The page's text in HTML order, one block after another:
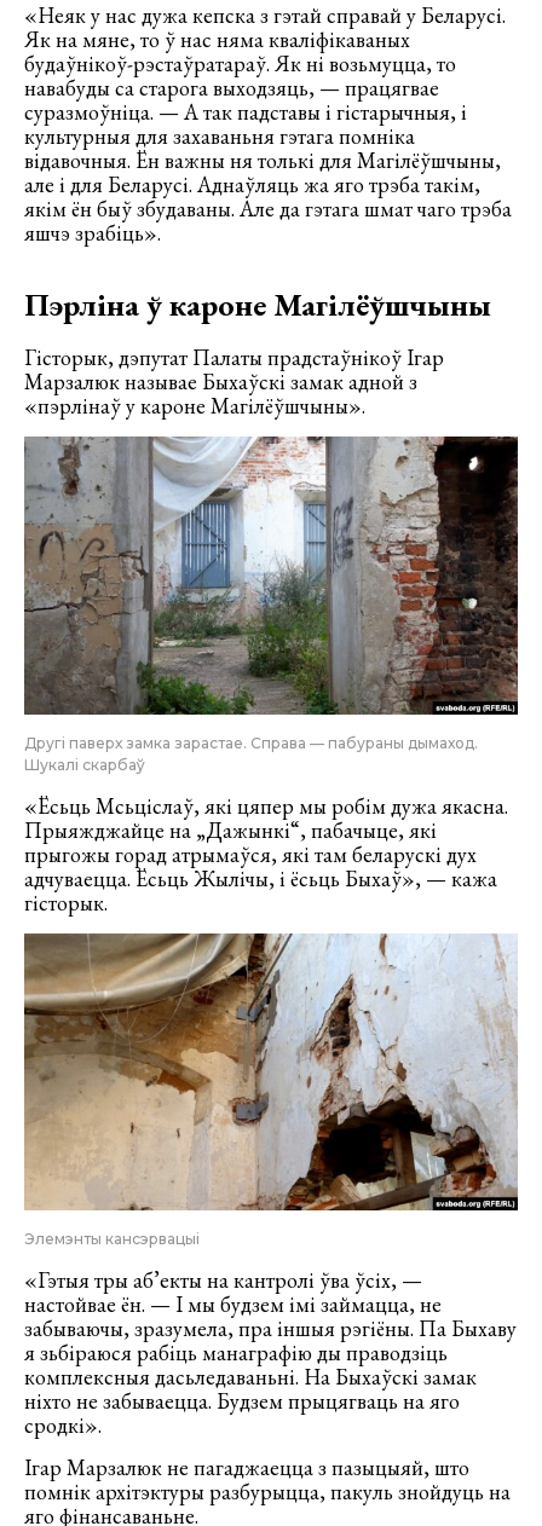
«Неяк у нас дужа кепска з гэтай справай у Беларусі.
Як на мяне, то ў нас няма кваліфікаваных
будаўнікоў-рэстаўратараў. Як ні возьмуцца, то
навабуды са старога выходзяць, — працягвае
суразмоўніца. — А так падставы і гістарычныя, і
культурныя для захаваньня гэтага помніка
відавочныя. Ён важны ня толькі для Магілёўшчыны,
але і для Беларусі. Аднаўляць жа яго трэба такім,
якім ён быў збудаваны. Але да гэтага шмат чаго трэба
яшчэ зрабіць».
Пэрліна ў кароне Магілёўшчыны
Гісторык, дэпутат Палаты прадстаўнікоў Ігар
Марзалюк называе Быхаўскі замак адной з
«пэрлінаў у кароне Магілёўшчыны».
Другі паверх замка зарастае. Справа — пабураны дымаход.
Шукалі скарбаў
«Ёсьць Мсьціслаў, які цяпер мы робім дужа якасна.
Прыяжджайце на „Дажынкі“, пабачыце, які
прыгожы горад атрымаўся, які там беларускі дух
адчуваецца. Ёсьць Жылічы, і ёсьць Быхаў», — кажа
гісторык.
Элемэнты кансэрвацыі
«Гэтыя тры аб’екты на кантролі ўва ўсіх, —
настойвае ён. — І мы будзем імі займацца, не
забываючы, зразумела, пра іншыя рэгіёны. Па Быхаву
я зьбіраюся рабіць манаграфію ды праводзіць
комплексныя дасьледаваньні. На Быхаўскі замак
ніхто не забываецца. Будзем прыцягваць на яго
сродкі».
Ігар Марзалюк не пагаджаецца з пазыцыяй, што
помнік архітэктуры разбурыцца, пакуль знойдуць на
яго фінансаваньне.